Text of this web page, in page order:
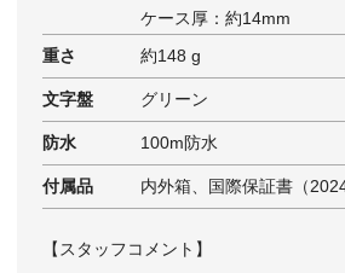
ケース厚：約14mm
重さ
約148 g
文字盤 グリーン
防水 100m防水
付属品 内外箱、国際保証書（
【スタッフコメント】